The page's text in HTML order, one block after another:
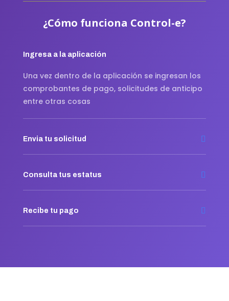
¿Cómo funciona Control-e?
Ingresa a la aplicación
Una vez dentro de la aplicación se ingresan los
comprobantes de pago, solicitudes de anticipo
entre otras cosas
Envia tu solicitud
Consulta tus estatus
Recibe tu pago